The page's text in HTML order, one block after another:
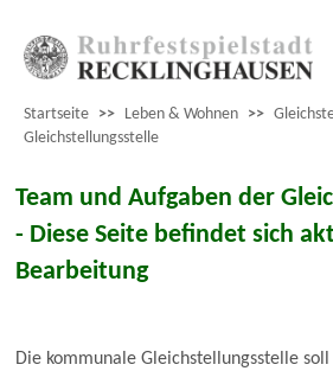
Startseite >> Leben & Wohnen >>
Gleichstellungsstelle
Team und Aufgaben der
- Diese Seite befindet sich
Bearbeitung
Die kommunale Gleichstellungsstelle